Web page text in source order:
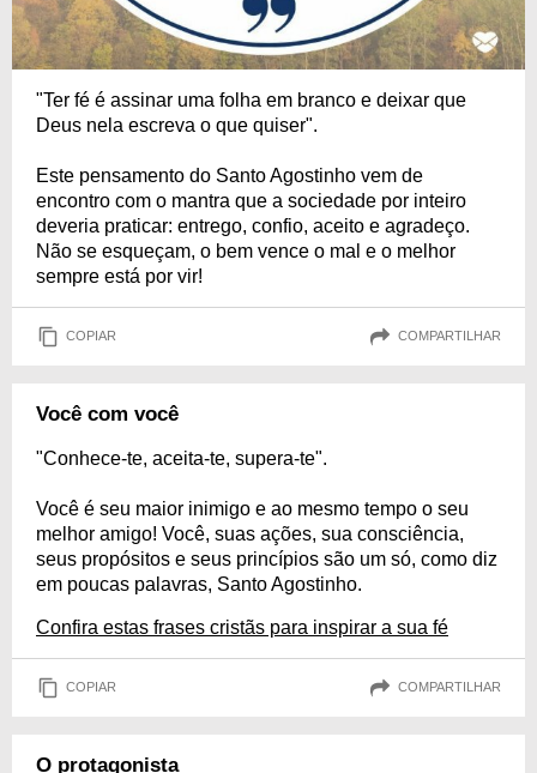
"Ter fé é assinar uma folha em branco e deixar que
Deus nela escreva o que quiser".
Este pensamento do Santo Agostinho vem de
encontro com o mantra que a sociedade por inteiro
deveria praticar: entrego, confio, aceito e agradeço.
Não se esqueçam, o bem vence o mal e o melhor
sempre está por vir!
COPIAR COMPARTILHAR
Você com você
"Conhece-te, aceita-te, supera-te".
Você é seu maior inimigo e ao mesmo tempo o seu
melhor amigo! Você, suas ações, sua consciência,
seus propósitos e seus princípios são um só, como diz
em poucas palavras, Santo Agostinho.
Confira estas frases cristãs para inspirar a sua fé
COPIAR COMPARTILHAR
O protagonista